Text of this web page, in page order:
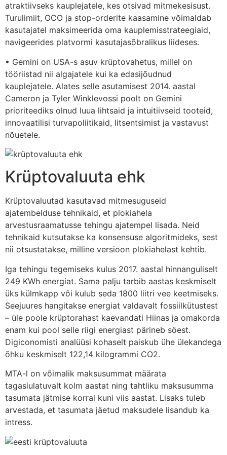
atraktiivseks kauplejatele, kes otsivad mitmekesisust.
Turulimiit, OCO ja stop-orderite kaasamine võimaldab
kasutajatel maksimeerida oma kauplemisstrateegiaid,
navigeerides platvormi kasutajasõbralikus liideses.
• Gemini on USA-s asuv krüptovahetus, millel on
tööriistad nii algajatele kui ka edasijõudnud
kauplejatele. Alates selle asutamisest 2014. aastal
Cameron ja Tyler Winklevossi poolt on Gemini
prioriteediks olnud luua lihtsaid ja intuitiivseid tooteid,
innovaatilisi turvapoliitikaid, litsentsimist ja vastavust
nõuetele.
Krüptovaluuta ehk
Krüptovaluutad kasutavad mitmesuguseid
ajatembelduse tehnikaid, et plokiahela
arvestusraamatusse tehingu ajatempel lisada. Neid
tehnikaid kutsutakse ka konsensuse algoritmideks, sest
nii otsustatakse, milline versioon plokiahelast kehtib.
Iga tehingu tegemiseks kulus 2017. aastal hinnanguliselt
249 KWh energiat. Sama palju tarbib aastas keskmiselt
üks külmkapp või kulub seda 1800 liitri vee keetmiseks.
Seejuures hangitakse energiat valdavalt fossiilkütustest
– üle poole krüptorahast kaevandati Hiinas ja omakorda
enam kui pool selle riigi energiast pärineb söest.
Digiconomisti analüüsi kohaselt paiskub ühe ülekandega
õhku keskmiselt 122,14 kilogrammi CO2.
MTA-l on võimalik maksusummat määrata
tagasiulatuvalt kolm aastat ning tahtliku maksusumma
tasumata jätmise korral kuni viis aastat. Lisaks tuleb
arvestada, et tasumata jäetud maksudele lisandub ka
intress.